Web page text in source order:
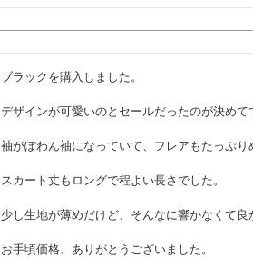
ブラックを購入しました。
デザインが可愛いのとセールだったのが決めて
袖がぽわん袖になっていて、フレアもたっぷり
スカート丈もロングで程よい長さでした。
少し生地が薄めだけど、そんなに響かなくて良
お手頃価格、ありがとうございました。